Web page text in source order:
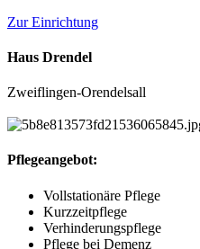
Zur Einrichtung
Haus Drendel
Zweiflingen-Orendelsall
Pflegeangebot:
Vollstationäre Pflege
Kurzzeitpflege
Verhinderungspflege
Pflege bei Demenz